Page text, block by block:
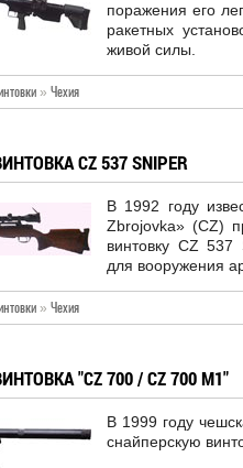
поражения его
ракетных
живой силы.
» Чехия
CZ 537 SNIPER
В 1992 году
Zbrojovka» (CZ)
винтовку CZ
для вооружения
» Чехия
"CZ 700 / CZ 700 M1"
В 1999 году
снайперскую